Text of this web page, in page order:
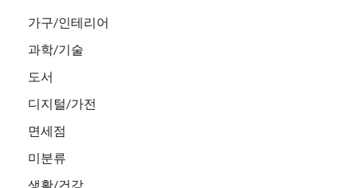
가구/인테리어
과학/기술
도서
디지털/가전
면세점
미분류
생활/건강